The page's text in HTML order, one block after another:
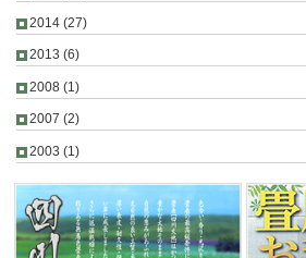
2014 (27)
2013 (6)
2008 (1)
2007 (2)
2003 (1)